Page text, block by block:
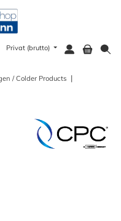
Privat (brutto)
/ Colder Products |